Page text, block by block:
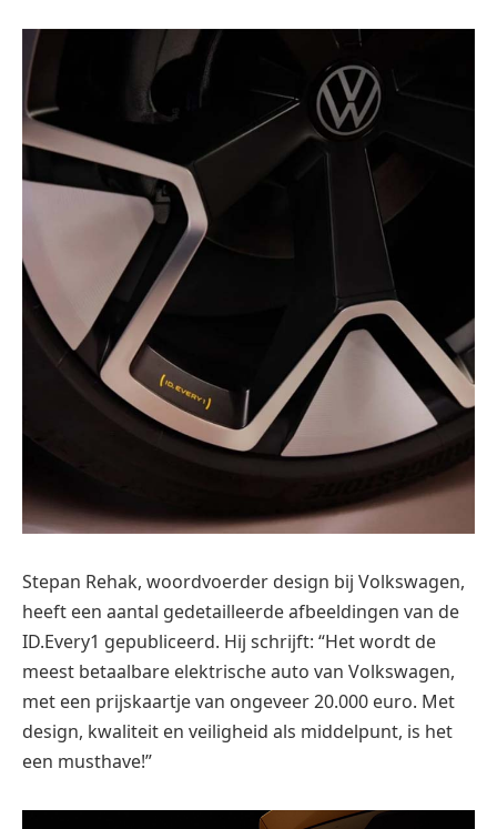
Stepan Rehak, woordvoerder design bij Volkswagen,
heeft een aantal gedetailleerde afbeeldingen van de
ID.Every1 gepubliceerd. Hij schrijft: “Het wordt de
meest betaalbare elektrische auto van Volkswagen,
met een prijskaartje van ongeveer 20.000 euro. Met
design, kwaliteit en veiligheid als middelpunt, is het
een musthave!”